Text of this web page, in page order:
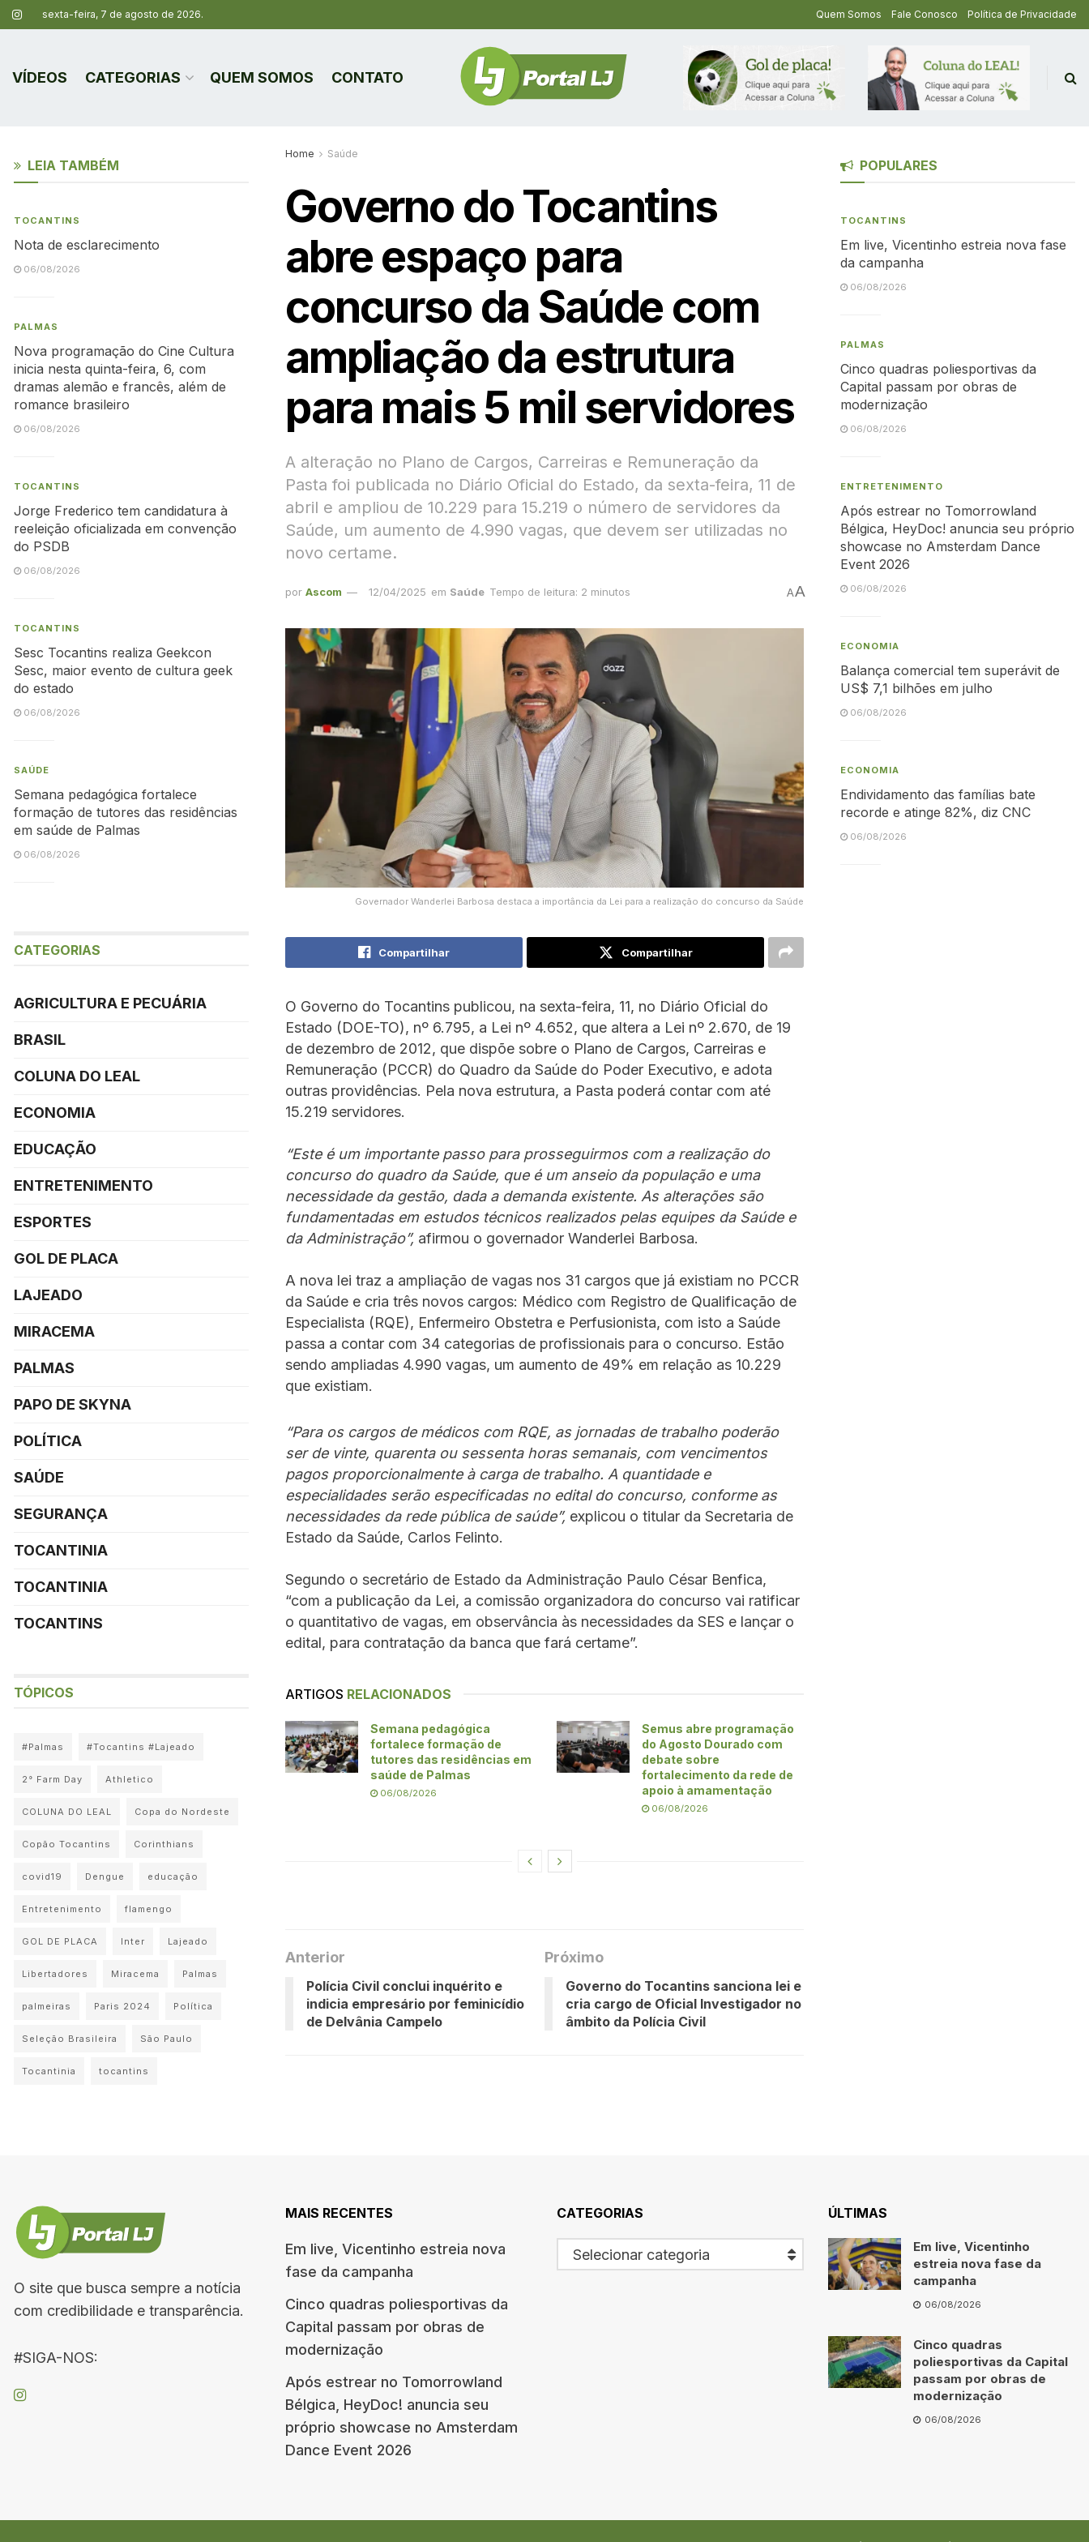
sexta-feira, 7 de agosto de 2026. Quem Somos Fale Conosco Política de Privacidade
VÍDEOS CATEGORIAS QUEM SOMOS CONTATO
Home Saúde
Governo do Tocantins
abre espaço para
concurso da Saúde com
ampliação da estrutura
para mais 5 mil servidores
A alteração no Plano de Cargos, Carreiras e Remuneração da
Pasta foi publicada no Diário Oficial do Estado, da sexta-feira, 11 de
abril e ampliou de 10.229 para 15.219 o número de servidores da
Saúde, um aumento de 4.990 vagas, que devem ser utilizadas no
novo certame.
por Ascom 12/04/2025 em Saúde Tempo de leitura: 2 minutos AA
Governador Wanderlei Barbosa destaca a importância da Lei para a realização do concurso da Saúde
Compartilhar Compartilhar
O Governo do Tocantins publicou, na sexta-feira, 11, no Diário Oficial do
Estado (DOE-TO), nº 6.795, a Lei nº 4.652, que altera a Lei nº 2.670, de 19
de dezembro de 2012, que dispõe sobre o Plano de Cargos, Carreiras e
Remuneração (PCCR) do Quadro da Saúde do Poder Executivo, e adota
outras providências. Pela nova estrutura, a Pasta poderá contar com até
15.219 servidores.
“Este é um importante passo para prosseguirmos com a realização do
concurso do quadro da Saúde, que é um anseio da população e uma
necessidade da gestão, dada a demanda existente. As alterações são
fundamentadas em estudos técnicos realizados pelas equipes da Saúde e
da Administração”, afirmou o governador Wanderlei Barbosa.
A nova lei traz a ampliação de vagas nos 31 cargos que já existiam no PCCR
da Saúde e cria três novos cargos: Médico com Registro de Qualificação de
Especialista (RQE), Enfermeiro Obstetra e Perfusionista, com isto a Saúde
passa a contar com 34 categorias de profissionais para o concurso. Estão
sendo ampliadas 4.990 vagas, um aumento de 49% em relação as 10.229
que existiam.
“Para os cargos de médicos com RQE, as jornadas de trabalho poderão
ser de vinte, quarenta ou sessenta horas semanais, com vencimentos
pagos proporcionalmente à carga de trabalho. A quantidade e
especialidades serão especificadas no edital do concurso, conforme as
necessidades da rede pública de saúde”, explicou o titular da Secretaria de
Estado da Saúde, Carlos Felinto.
Segundo o secretário de Estado da Administração Paulo César Benfica,
“com a publicação da Lei, a comissão organizadora do concurso vai ratificar
o quantitativo de vagas, em observância às necessidades da SES e lançar o
edital, para contratação da banca que fará certame”.
ARTIGOS RELACIONADOS
Semana pedagógica
fortalece formação de
tutores das residências em
saúde de Palmas
06/08/2026
Semus abre programação
do Agosto Dourado com
debate sobre
fortalecimento da rede de
apoio à amamentação
06/08/2026
Anterior
Polícia Civil conclui inquérito e
indicia empresário por feminicídio
de Delvânia Campelo
Próximo
Governo do Tocantins sanciona lei e
cria cargo de Oficial Investigador no
âmbito da Polícia Civil
LEIA TAMBÉM
TOCANTINS
Nota de esclarecimento
06/08/2026
PALMAS
Nova programação do Cine Cultura
inicia nesta quinta-feira, 6, com
dramas alemão e francês, além de
romance brasileiro
06/08/2026
TOCANTINS
Jorge Frederico tem candidatura à
reeleição oficializada em convenção
do PSDB
06/08/2026
TOCANTINS
Sesc Tocantins realiza Geekcon
Sesc, maior evento de cultura geek
do estado
06/08/2026
SAÚDE
Semana pedagógica fortalece
formação de tutores das residências
em saúde de Palmas
06/08/2026
CATEGORIAS
AGRICULTURA E PECUÁRIA
BRASIL
COLUNA DO LEAL
ECONOMIA
EDUCAÇÃO
ENTRETENIMENTO
ESPORTES
GOL DE PLACA
LAJEADO
MIRACEMA
PALMAS
PAPO DE SKYNA
POLÍTICA
SAÚDE
SEGURANÇA
TOCANTINIA
TOCANTINIA
TOCANTINS
TÓPICOS
#Palmas #Tocantins #Lajeado
2° Farm Day Athletico
COLUNA DO LEAL Copa do Nordeste
Copão Tocantins Corinthians
covid19 Dengue educação
Entretenimento flamengo
GOL DE PLACA Inter Lajeado
Libertadores Miracema Palmas
palmeiras Paris 2024 Política
Seleção Brasileira São Paulo
Tocantinia tocantins
POPULARES
TOCANTINS
Em live, Vicentinho estreia nova fase
da campanha
06/08/2026
PALMAS
Cinco quadras poliesportivas da
Capital passam por obras de
modernização
06/08/2026
ENTRETENIMENTO
Após estrear no Tomorrowland
Bélgica, HeyDoc! anuncia seu próprio
showcase no Amsterdam Dance
Event 2026
06/08/2026
ECONOMIA
Balança comercial tem superávit de
US$ 7,1 bilhões em julho
06/08/2026
ECONOMIA
Endividamento das famílias bate
recorde e atinge 82%, diz CNC
06/08/2026
O site que busca sempre a notícia
com credibilidade e transparência.
#SIGA-NOS:
MAIS RECENTES
Em live, Vicentinho estreia nova
fase da campanha
Cinco quadras poliesportivas da
Capital passam por obras de
modernização
Após estrear no Tomorrowland
Bélgica, HeyDoc! anuncia seu
próprio showcase no Amsterdam
Dance Event 2026
CATEGORIAS
Selecionar categoria
ÚLTIMAS
Em live, Vicentinho
estreia nova fase da
campanha
06/08/2026
Cinco quadras
poliesportivas da Capital
passam por obras de
modernização
06/08/2026